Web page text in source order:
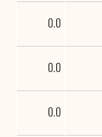
0.0
0.0
0.0